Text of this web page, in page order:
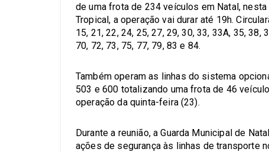
de uma frota de 234 veículos em Natal,
Tropical, a operação vai durar até 19h.
15, 21, 22, 24, 25, 27, 29, 30, 33, 33A, 35, 38,
70, 72, 73, 75, 77, 79, 83 e 84.
Também operam as linhas do sistema
503 e 600 totalizando uma frota de 46
operação da quinta-feira (23).
Durante a reunião, a Guarda Municipal de
ações de segurança às linhas de transporte